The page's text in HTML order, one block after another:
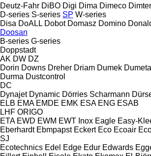
Deutz-Fahr DiBO Digi Dima Dimeco Dimter
D-series S-series SP W-series
Disa DoALL Dobot Domasz Domino
Doosan
B-series G-series
Doppstadt
AK DW DZ
Dorin Downs Dreher Driam Dumek Dumeta
Durma Dustcontrol
DC
Dynajet Dynamic Dörries Scharmann
ELB EMA EMDE EMK ESA ENG ESAB
LHF ORIGO
ETA EWD EWM EWT Inox Eagle Easy-
Eberhardt Ebmpapst Eckert Eco Ecoair
SJ
Ecotechnics Edel Edge Edur Edwards